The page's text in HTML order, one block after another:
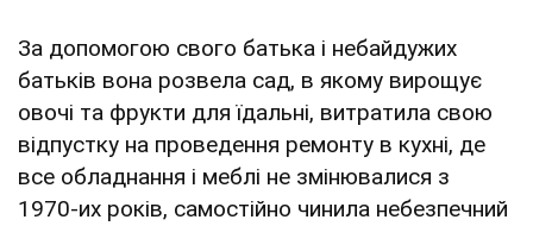
За допомогою свого батька і небайдужих
батьків вона розвела сад, в якому вирощує
овочі та фрукти для їдальні, витратила свою
відпустку на проведення ремонту в кухні, де
все обладнання і меблі не змінювалися з
1970-их років, самостійно чинила небезпечний